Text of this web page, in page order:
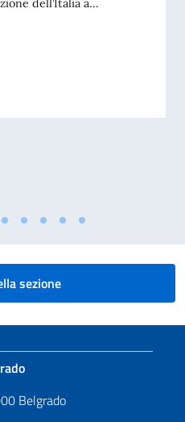
dell’Italia a...
BALCANI 2026: CONTRIBUTI A
sezione
Belgrado